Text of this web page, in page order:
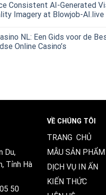
Consistent AI-Generated
Imagery at Blowjob-AI.live
NL: Een Gids voor de
Online Casino’s
Du,
Tỉnh Hà
50
VỀ CHÚNG TÔI
TRANG CHỦ
MẪU SẢN PHẨM
DỊCH VỤ IN ẤN
KIẾN THỨC